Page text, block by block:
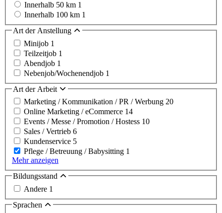
Innerhalb 50 km 1
Innerhalb 100 km 1
Art der Anstellung
Minijob 1
Teilzeitjob 1
Abendjob 1
Nebenjob/Wochenendjob 1
Art der Arbeit
Marketing / Kommunikation / PR / Werbung 20
Online Marketing / eCommerce 14
Events / Messe / Promotion / Hostess 10
Sales / Vertrieb 6
Kundenservice 5
Pflege / Betreuung / Babysitting 1
Mehr anzeigen
Bildungsstand
Andere 1
Sprachen